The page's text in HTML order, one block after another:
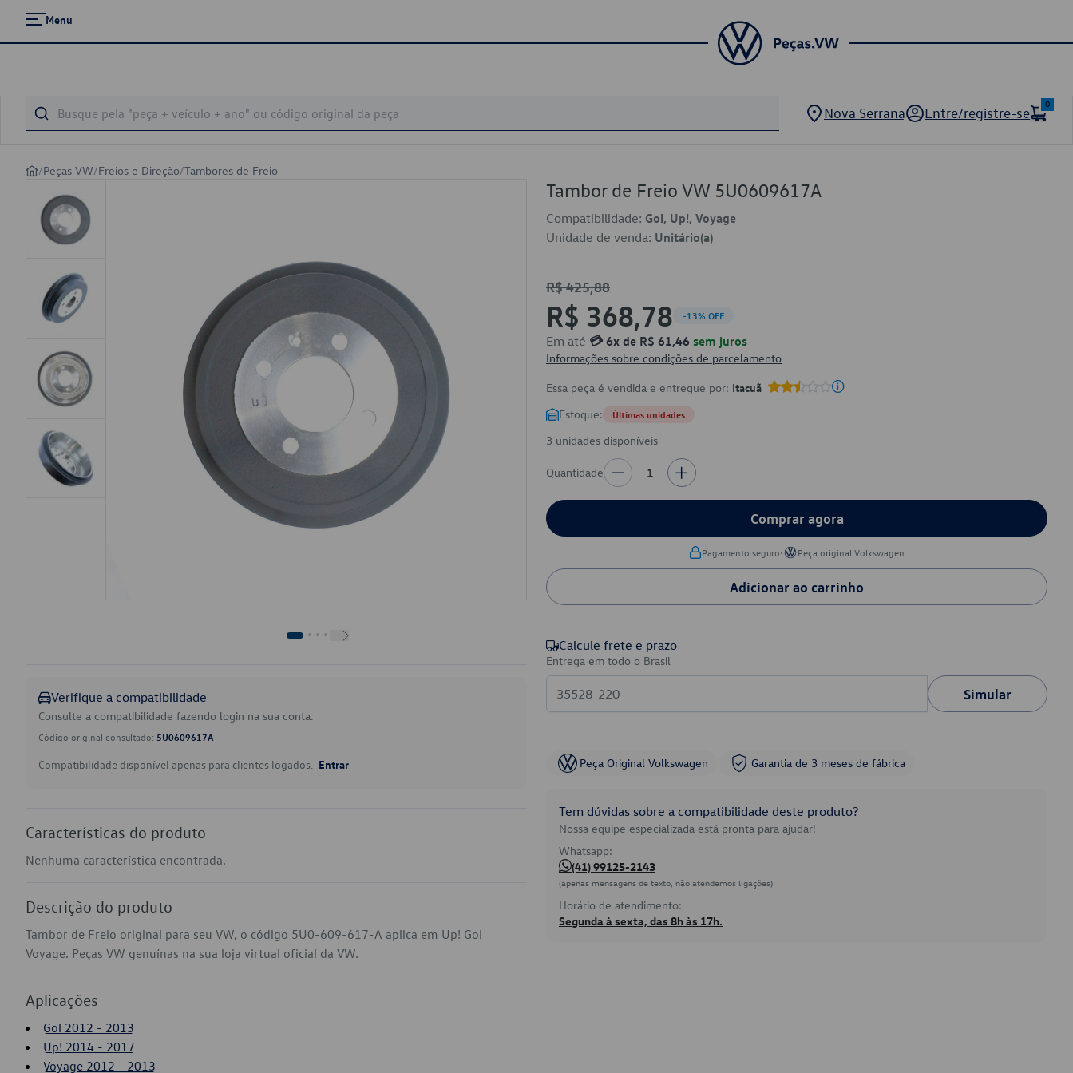
Menu
Nova Serrana Entre/registre-se
0
/Peças VW/Freios e Direção/Tambores de Freio
Verifique a compatibilidade
Consulte a compatibilidade fazendo login na sua conta.
Código original consultado: 5U0609617A
Compatibilidade disponível apenas para clientes logados. Entrar
Características do produto
Nenhuma característica encontrada.
Descrição do produto
Tambor de Freio original para seu VW, o código 5U0-609-617-A aplica em Up! Gol
Voyage. Peças VW genuínas na sua loja virtual oficial da VW.
Aplicações
Gol 2012 - 2013
Up! 2014 - 2017
Voyage 2012 - 2013
Tambor de Freio VW 5U0609617A
Compatibilidade: Gol, Up!, Voyage
Unidade de venda: Unitário(a)
R$ 425,88
R$ 368,78 -13% OFF
Em até 💳 6x de R$ 61,46 sem juros
Informações sobre condições de parcelamento
Essa peça é vendida e entregue por: Itacuã
Estoque: Últimas unidades
3 unidades disponíveis
Quantidade 1
Comprar agora
Pagamento seguro• Peça original Volkswagen
Adicionar ao carrinho
Calcule frete e prazo
Entrega em todo o Brasil
Simular
Peça Original Volkswagen Garantia de 3 meses de fábrica
Tem dúvidas sobre a compatibilidade deste produto?
Nossa equipe especializada está pronta para ajudar!
Whatsapp:
(41) 99125-2143
(apenas mensagens de texto, não atendemos ligações)
Horário de atendimento:
Segunda à sexta, das 8h às 17h.